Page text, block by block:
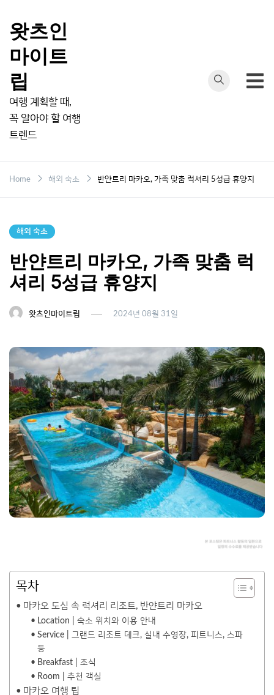
content
왓츠인
마이트
립
여행 계획할 때,
꼭 알아야 할 여행
트렌드
Home 해외 숙소 반얀트리 마카오, 가족 맞춤 럭셔리 5성급 휴양지
해외 숙소
반얀트리 마카오, 가족 맞춤 럭
셔리 5성급 휴양지
왓츠인마이트립 2024년 08월 31일
목차
마카오 도심 속 럭셔리 리조트, 반얀트리 마카오
Location | 숙소 위치와 이용 안내
Service | 그랜드 리조트 데크, 실내 수영장, 피트니스, 스파
등
Breakfast | 조식
Room | 추천 객실
마카오 여행 팁